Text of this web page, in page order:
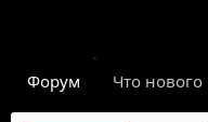
Форум Что нового